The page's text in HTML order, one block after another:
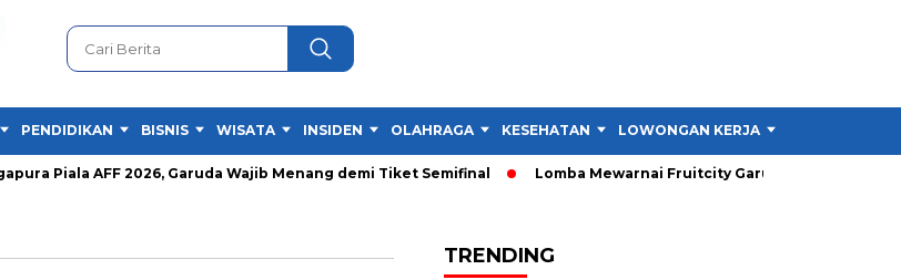
PENDIDIKAN BISNIS WISATA INSIDEN OLAHRAGA KESEHATAN LOWONGAN KERJA
Piala AFF 2026, Garuda Wajib Menang demi Tiket Semifinal Lomba Mewarnai Fruitcity Garut Dibuka, Anak Dapat
TRENDING